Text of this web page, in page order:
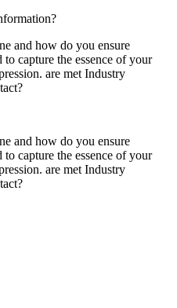
and how do you ensure
to capture the essence of your
are met Industry
and how do you ensure
to capture the essence of your
are met Industry